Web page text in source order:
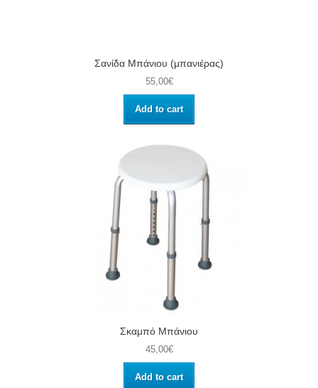
Σανίδα Μπάνιου (μπανιέρας)
55,00€
Add to cart
Σκαμπό Mπάνιου
45,00€
Add to cart